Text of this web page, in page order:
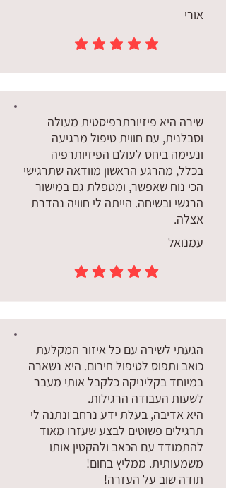
אורי
הדירוג הממוצא הוא 5 מתוך 5
שירה היא פיזיורתרפיסטית מעולה
וסבלנית, עם חווית טיפול מרגיעה
ונעימה ביחס לעולם הפיזיותרפיה
בכלל, מהרגע הראשון מוודאה שתרגישי
הכי נוח שאפשר, ומטפלת גם במישור
הרגשי ובשיחה. הייתה לי חוויה נהדרת
אצלה.
עמנואל
הדירוג הממוצא הוא 5 מתוך 5
הגעתי לשירה עם כל איזור המקלעת
כואב ותפוס לטיפול חירום. היא נשארה
במיוחד בקליניקה כלקבל אותי מעבר
לשעות העבודה הרגילות.
היא אדיבה, בעלת ידע נרחב ונתנה לי
תרגילים פשוטים לבצע שעזרו מאוד
להתמודד עם הכאב ולהקטין אותו
משמעותית. ממליץ בחום!
תודה שוב על העזרה!